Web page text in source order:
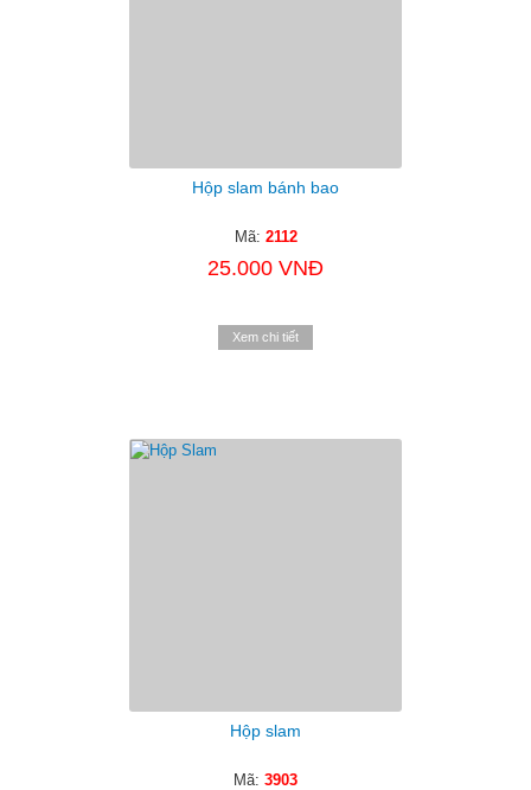
Hộp slam bánh bao
Mã: 2112
25.000 VNĐ
Xem chi tiết
Hộp slam
Mã: 3903